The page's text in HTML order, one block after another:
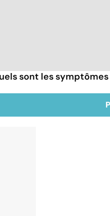
sont les symptômes